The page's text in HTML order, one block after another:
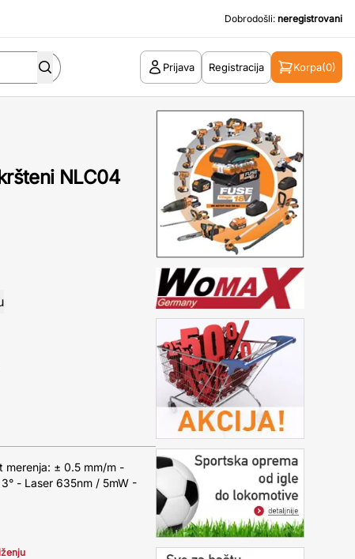
Dobrodošli: neregistrovani
Prijava Registracija Korpa(0)
NLC04
merenja: ± 0.5 mm/m -
- Laser 635nm / 5mW -